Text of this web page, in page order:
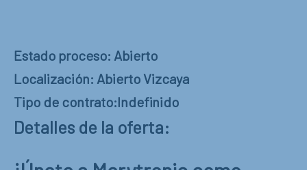
Estado proceso: Abierto
Localización: Abierto Vizcaya
Tipo de contrato:Indefinido
Detalles de la oferta: